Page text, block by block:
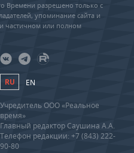
Времени разрешено только с
упоминание сайта и
частичном или полном
RU EN
Учредитель ООО «Реальное
время»
Главный редактор Саушина А.А.
Телефон редакции: +7 (843) 222-
90-80